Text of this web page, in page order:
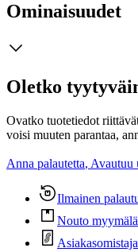
Ominaisuudet
Oletko
Ovatko tuotetiedot
voisi muuten parantaa,
Anna palautetta, Avautuu
Ilmainen
Nouto